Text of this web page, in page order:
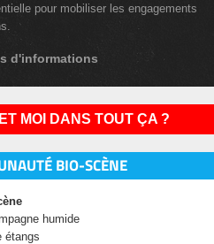
pour mobiliser les engagements
d'informations
ET MOI DANS TOUT ÇA ?
BIO-SCÈNE
humide
étangs